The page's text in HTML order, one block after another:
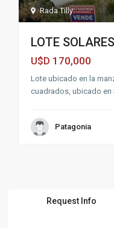
Rada Tilly
LOTE
U$D 170,000
Lote ubicado en la
cuadrados, ubicado en
Patagonia
Request Info